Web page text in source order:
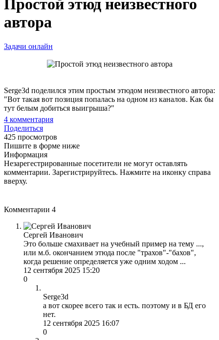
Простой этюд неизвестного
автора
Задачи онлайн
Serge3d поделился этим простым этюдом неизвестного автора:
"Вот такая вот позиция попалась на одном из каналов. Как бы
тут белым добиться выигрыша?"
4 комментария
Поделиться
425 просмотров
Пишите в форме ниже
Информация
Незарегестрированные посетители не могут оставлять
комментарии. Зарегистрируйтесь. Нажмите на иконку справа
вверху.
Комментарии 4
Сергей Иванович
Это больше смахивает на учебный пример на тему ...,
или м.б. окончанием этюда после "трахов"-"бахов",
когда решение определяется уже одним ходом ...
12 сентября 2025 15:20
0
Serge3d
а вот скорее всего так и есть. поэтому и в БД его
нет.
12 сентября 2025 16:07
0